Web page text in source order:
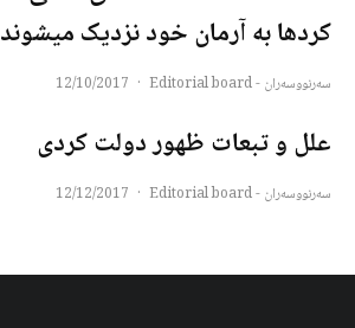
کردها به آرمان خود نزدیک میشوند
سەرنووسەران - Editorial board ·
12/10/2017
علل و تبعات ظهور دولت کردی
سەرنووسەران - Editorial board ·
12/12/2017